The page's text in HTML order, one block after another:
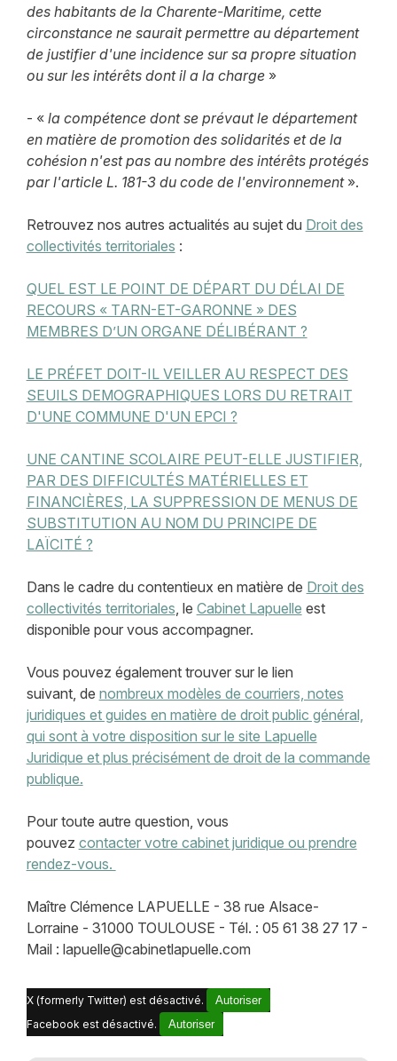
des habitants de la Charente-Maritime, cette
circonstance ne saurait permettre au département
de justifier d'une incidence sur sa propre situation
ou sur les intérêts dont il a la charge»
- « la compétence dont se prévaut le département
en matière de promotion des solidarités et de la
cohésion n'est pas au nombre des intérêts protégés
par l'article L. 181-3 du code de l'environnement».
Retrouvez nos autres actualités au sujet du Droit des
collectivités territoriales :
QUEL EST LE POINT DE DÉPART DU DÉLAI DE
RECOURS « TARN-ET-GARONNE » DES
MEMBRES D’UN ORGANE DÉLIBÉRANT ?
LE PRÉFET DOIT-IL VEILLER AU RESPECT DES
SEUILS DEMOGRAPHIQUES LORS DU RETRAIT
D'UNE COMMUNE D'UN EPCI ?
UNE CANTINE SCOLAIRE PEUT-ELLE JUSTIFIER,
PAR DES DIFFICULTÉS MATÉRIELLES ET
FINANCIÈRES, LA SUPPRESSION DE MENUS DE
SUBSTITUTION AU NOM DU PRINCIPE DE
LAÏCITÉ ?
Dans le cadre du contentieux en matière de Droit des
collectivités territoriales , le Cabinet Lapuelle est
disponible pour vous accompagner.
Vous pouvez également trouver sur le lien
suivant, de nombreux modèles de courriers, notes
juridiques et guides en matière de droit public général,
qui sont à votre disposition sur le site Lapuelle
Juridique et plus précisément de droit de la commande
publique.
Pour toute autre question, vous
pouvez contacter votre cabinet juridique ou prendre
rendez-vous.
Maître Clémence LAPUELLE - 38 rue Alsace-
Lorraine - 31000 TOULOUSE - Tél. : 05 61 38 27 17 -
Mail : lapuelle@cabinetlapuelle.com
X (formerly Twitter) est désactivé.
Autoriser
Facebook est désactivé.
Autoriser